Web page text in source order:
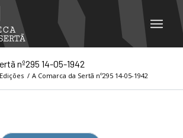
nº295 14-05-1942
Edições / A Comarca da Sertã nº295 14-05-1942